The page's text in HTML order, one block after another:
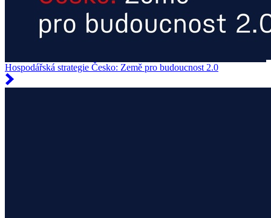
Hospodářská strategie Česko: Země pro budoucnost 2.0